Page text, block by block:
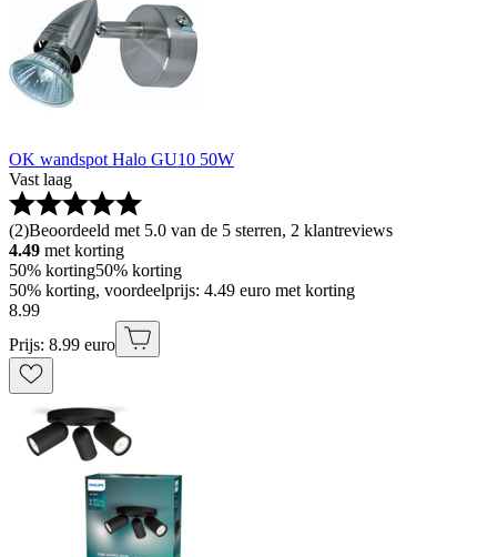
OK wandspot Halo GU10 50W
Vast laag
(2)Beoordeeld met 5.0 van de 5 sterren, 2 klantreviews
4.49 met korting
50% korting50% korting
50% korting, voordeelprijs: 4.49 euro met korting
8.99
Prijs: 8.99 euro